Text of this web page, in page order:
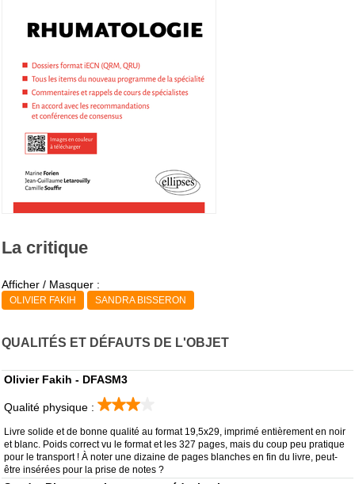
La critique
Afficher / Masquer :
OLIVIER FAKIH SANDRA BISSERON
QUALITÉS ET DÉFAUTS DE L'OBJET
Olivier Fakih - DFASM3
Qualité physique :
Livre solide et de bonne qualité au format 19,5x29, imprimé entièrement en noir
et blanc. Poids correct vu le format et les 327 pages, mais du coup peu pratique
pour le transport ! À noter une dizaine de pages blanches en fin du livre, peut-
être insérées pour la prise de notes ?